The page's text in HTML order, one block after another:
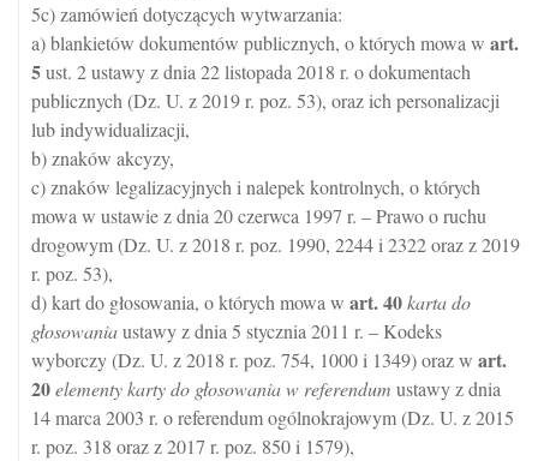
5c) zamówień dotyczących wytwarzania:
a) blankietów dokumentów publicznych, o których mowa w art.
5ust. 2 ustawy z dnia 22 listopada 2018 r. o dokumentach
publicznych (Dz. U. z 2019 r. poz. 53), oraz ich personalizacji
lub indywidualizacji,
b) znaków akcyzy,
c) znaków legalizacyjnych i nalepek kontrolnych, o których
mowa w ustawie z dnia 20 czerwca 1997 r. – Prawo o ruchu
drogowym (Dz. U. z 2018 r. poz. 1990, 2244 i 2322 oraz z 2019
r. poz. 53),
d) kart do głosowania, o których mowa w art.40karta do
głosowaniaustawy z dnia 5 stycznia 2011 r. – Kodeks
wyborczy (Dz. U. z 2018 r. poz. 754, 1000 i 1349) oraz w art.
20elementy karty do głosowania w referendum ustawy z dnia
14 marca 2003 r. o referendum ogólnokrajowym (Dz. U. z 2015
r. poz. 318 oraz z 2017 r. poz. 850 i 1579),